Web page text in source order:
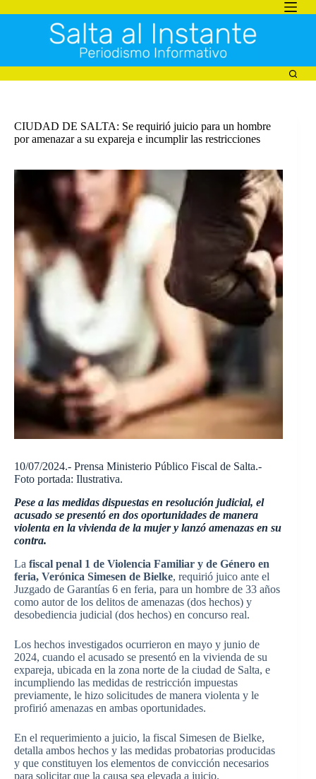
al
CIUDAD DE SALTA: Se requirió juicio para un hombre
por amenazar a su expareja e incumplir las restricciones
10/07/2024.- Prensa Ministerio Público Fiscal de Salta.-
Foto portada: Ilustrativa.
Pese a las medidas dispuestas en resolución judicial, el
acusado se presentó en dos oportunidades de manera
violenta en la vivienda de la mujer y lanzó amenazas en su
contra.
La fiscal penal 1 de Violencia Familiar y de Género en
feria, Verónica Simesen de Bielke, requirió juico ante el
Juzgado de Garantías 6 en feria, para un hombre de 33 años
como autor de los delitos de amenazas (dos hechos) y
desobediencia judicial (dos hechos) en concurso real.
Los hechos investigados ocurrieron en mayo y junio de
2024, cuando el acusado se presentó en la vivienda de su
expareja, ubicada en la zona norte de la ciudad de Salta, e
incumpliendo las medidas de restricción impuestas
previamente, le hizo solicitudes de manera violenta y le
profirió amenazas en ambas oportunidades.
En el requerimiento a juicio, la fiscal Simesen de Bielke,
detalla ambos hechos y las medidas probatorias producidas
y que constituyen los elementos de convicción necesarios
para solicitar que la causa sea elevada a juicio.